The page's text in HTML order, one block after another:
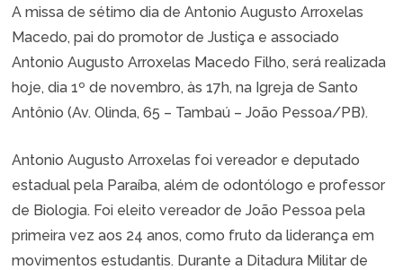
A missa de sétimo dia de Antonio Augusto Arroxelas
Macedo, pai do promotor de Justiça e associado
Antonio Augusto Arroxelas Macedo Filho, será realizada
hoje, dia 1º de novembro, às 17h, na Igreja de Santo
Antônio (Av. Olinda, 65 – Tambaú – João Pessoa/PB).
Antonio Augusto Arroxelas foi vereador e deputado
estadual pela Paraíba, além de odontólogo e professor
de Biologia. Foi eleito vereador de João Pessoa pela
primeira vez aos 24 anos, como fruto da liderança em
movimentos estudantis. Durante a Ditadura Militar de